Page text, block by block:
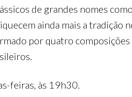
de grandes nomes
ainda mais a tradição
por quatro
feiras, às 19h30.